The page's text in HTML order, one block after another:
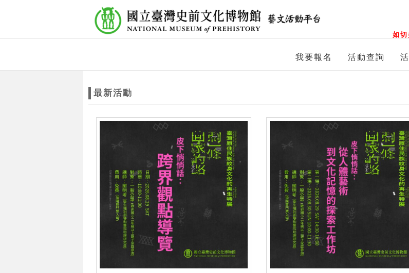
如
我要報名 活動查詢
最新活動